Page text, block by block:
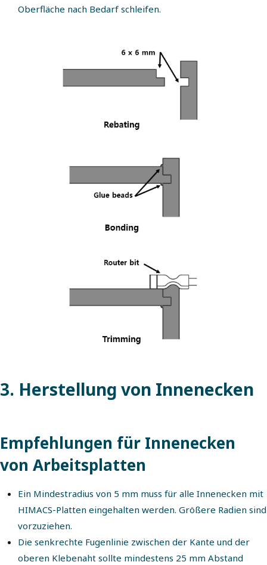
Oberfläche nach Bedarf schleifen.
3. Herstellung von Innenecken
Empfehlungen für Innenecken
von Arbeitsplatten
Ein Mindestradius von 5 mm muss für alle Innenecken mit
HIMACS-Platten eingehalten werden. Größere Radien sind
vorzuziehen.
Die senkrechte Fugenlinie zwischen der Kante und der
oberen Klebenaht sollte mindestens 25 mm Abstand